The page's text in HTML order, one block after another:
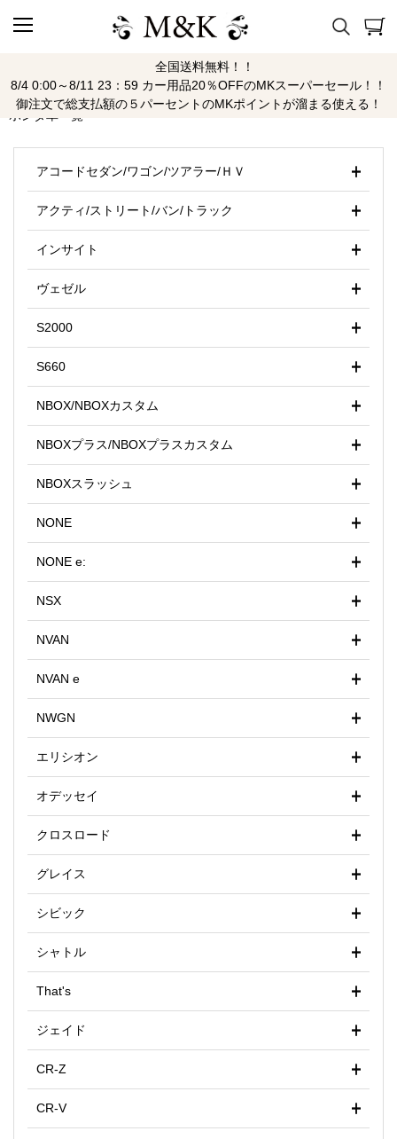
全国送料無料！！
8/4 0:00～8/11 23：59 カー用品20％OFFのMKスーパーセール！！
御注文で総支払額の５パーセントのMKポイントが溜まる使える！
ホンダ
ホンダ車一覧
アコードセダン/ワゴン/ツアラー/ＨＶ
アクティ/ストリート/バン/トラック
インサイト
ヴェゼル
S2000
S660
NBOX/NBOXカスタム
NBOXプラス/NBOXプラスカスタム
NBOXスラッシュ
NONE
NONE e:
NSX
NVAN
NVAN e
NWGN
エリシオン
オデッセイ
クロスロード
グレイス
シビック
シャトル
That's
ジェイド
CR-Z
CR-V